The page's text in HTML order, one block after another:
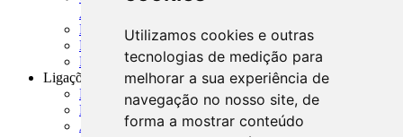
Utilizamos cookies e outras
tecnologias de medição para
melhorar a sua experiência de
navegação no nosso site, de
forma a mostrar conteúdo
Atividades Econômicas
PMF - Cartilhas do BCB
Manuais Auxiliares do BCB e Cosif-e
Resenhas Diárias Governamentais
Ligações Externas
Links Úteis
Presidência da República
Agências Nacionais Reguladoras